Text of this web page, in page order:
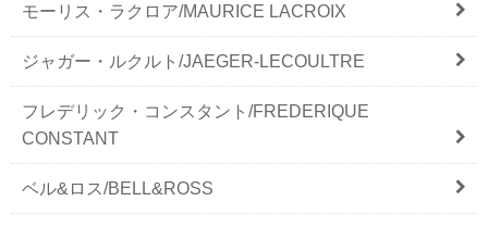
モーリス・ラクロア/MAURICE LACROIX
ジャガー・ルクルト/JAEGER-LECOULTRE
フレデリック・コンスタント/FREDERIQUE
CONSTANT
ベル&ロス/BELL&ROSS